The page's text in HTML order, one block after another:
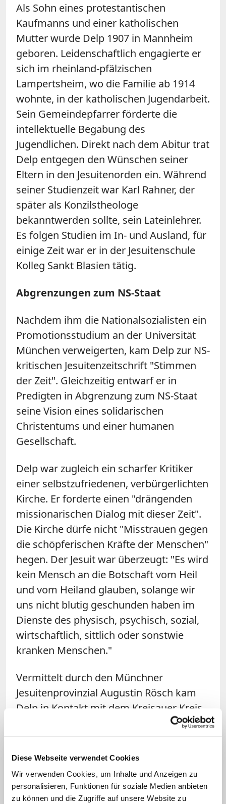
Diese Webseite verwendet Cookies
Wir verwenden Cookies, um Inhalte und Anzeigen zu
personalisieren, Funktionen für soziale Medien anbieten
zu können und die Zugriffe auf unsere Website zu
Als Sohn eines protestantischen
Kaufmanns und einer katholischen
Mutter wurde Delp 1907 in Mannheim
geboren. Leidenschaftlich engagierte er
sich im rheinland-pfälzischen
Lampertsheim, wo die Familie ab 1914
wohnte, in der katholischen Jugendarbeit.
Sein Gemeindepfarrer förderte die
intellektuelle Begabung des
Jugendlichen. Direkt nach dem Abitur trat
Delp entgegen den Wünschen seiner
Eltern in den Jesuitenorden ein. Während
seiner Studienzeit war Karl Rahner, der
später als Konzilstheologe
bekanntwerden sollte, sein Lateinlehrer.
Es folgen Studien im In- und Ausland, für
einige Zeit war er in der Jesuitenschule
Kolleg Sankt Blasien tätig.
Abgrenzungen zum NS-Staat
Nachdem ihm die Nationalsozialisten ein
Promotionsstudium an der Universität
München verweigerten, kam Delp zur NS-
kritischen Jesuitenzeitschrift "Stimmen
der Zeit". Gleichzeitig entwarf er in
Predigten in Abgrenzung zum NS-Staat
seine Vision eines solidarischen
Christentums und einer humanen
Gesellschaft.
Delp war zugleich ein scharfer Kritiker
einer selbstzufriedenen, verbürgerlichten
Kirche. Er forderte einen "drängenden
missionarischen Dialog mit dieser Zeit".
Die Kirche dürfe nicht "Misstrauen gegen
die schöpferischen Kräfte der Menschen"
hegen. Der Jesuit war überzeugt: "Es wird
kein Mensch an die Botschaft vom Heil
und vom Heiland glauben, solange wir
uns nicht blutig geschunden haben im
Dienste des physisch, psychisch, sozial,
wirtschaftlich, sittlich oder sonstwie
kranken Menschen."
Vermittelt durch den Münchner
Jesuitenprovinzial Augustin Rösch kam
Delp in Kontakt mit dem Kreisauer Kreis.
Wie groß sein Einfluss dort war und wie
Historikern umstritten. Sicher ist, dass
Delp kein konkretes realpolitisches
Programm für die Zeit nach Hitler
entwarf, sondern eher Gedanken für die